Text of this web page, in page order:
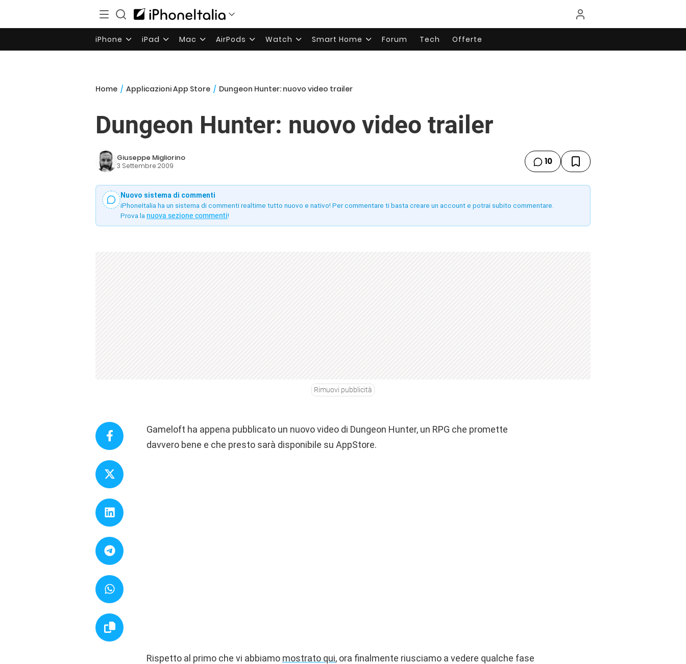
iPhone iPad Mac AirPods Watch Smart Home Forum Tech Offerte
Home / Applicazioni App Store / Dungeon Hunter: nuovo video trailer
Dungeon Hunter: nuovo video trailer
Giuseppe Migliorino
3 Settembre 2009 10
Nuovo sistema di commenti
iPhoneItalia ha un sistema di commenti realtime tutto nuovo e nativo! Per commentare ti basta creare un account e potrai subito commentare.
Prova la nuova sezione commenti!
Rimuovi pubblicità
Gameloft ha appena pubblicato un nuovo video di Dungeon Hunter, un RPG che promette
davvero bene e che presto sarà disponibile su AppStore.
Rispetto al primo che vi abbiamo mostrato qui, ora finalmente riusciamo a vedere qualche fase